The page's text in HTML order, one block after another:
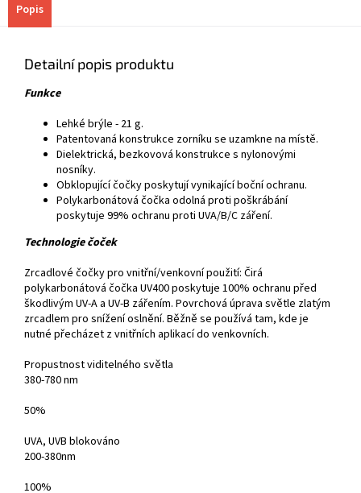
Popis
Detailní popis produktu
Funkce
Lehké brýle - 21 g.
Patentovaná konstrukce zorníku se uzamkne na místě.
Dielektrická, bezkovová konstrukce s nylonovými
nosníky.
Obklopující čočky poskytují vynikající boční ochranu.
Polykarbonátová čočka odolná proti poškrábání
poskytuje 99% ochranu proti UVA/B/C záření.
Technologie čoček
Zrcadlové čočky pro vnitřní/venkovní použití: Čirá
polykarbonátová čočka UV400 poskytuje 100% ochranu před
škodlivým UV-A a UV-B zářením. Povrchová úprava světle zlatým
zrcadlem pro snížení oslnění. Běžně se používá tam, kde je
nutné přecházet z vnitřních aplikací do venkovních.
Propustnost viditelného světla
380-780 nm
50%
UVA, UVB blokováno
200-380nm
100%